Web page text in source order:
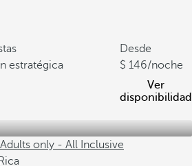
estratégica
Desde
146/noche
Ver
disponibilidad
only - All Inclusive